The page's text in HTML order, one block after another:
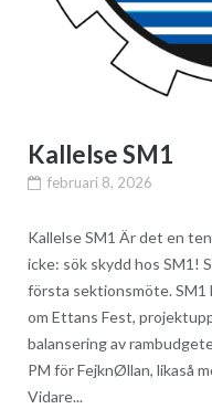
Kallelse SM1
februari 8, 2026
Kallelse SM1 Är det en
icke: sök skydd hos SM1!
första sektionsmöte.
om Ettans Fest,
balansering av
PM för FejknØllan, likaså
Vidare...